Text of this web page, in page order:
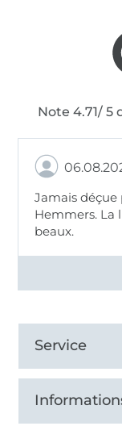
Note 4.71/ 5
Jamais déçue
Hemmers. La
beaux.
Voir tous
Service